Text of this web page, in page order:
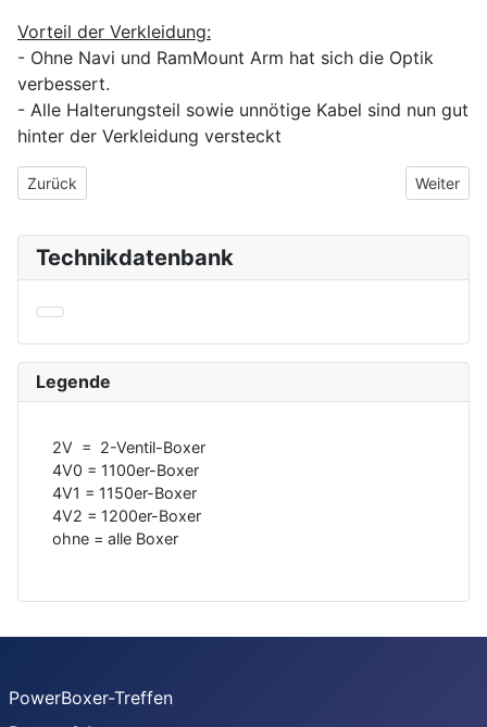
Technikdatenbank
Legende
2V = 2-Ventil-Boxer
4V0 = 1100er-Boxer
4V1 = 1150er-Boxer
4V2 = 1200er-Boxer
ohne = alle Boxer
Vorteil der Verkleidung:
- Ohne Navi und RamMount Arm hat sich die Optik
verbessert.
- Alle Halterungsteil sowie unnötige Kabel sind nun gut
hinter der Verkleidung versteckt
Vorheriger Beitrag: 4V1 Zündlenkschloss defekt - Wackelkontakt
Zurück Nächster
Weiter
PowerBoxer-Treffen